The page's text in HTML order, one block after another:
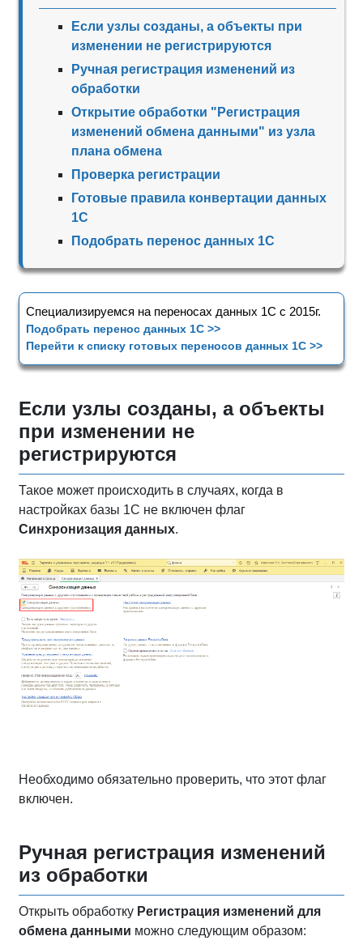
Если узлы созданы, а объекты при
изменении не регистрируются
Ручная регистрация изменений из
обработки
Открытие обработки "Регистрация
изменений обмена данными" из узла
плана обмена
Проверка регистрации
Готовые правила конвертации данных
1С
Подобрать перенос данных 1С
Специализируемся на переносах данных 1С с 2015г.
Подобрать перенос данных 1С >>
Перейти к списку готовых переносов данных 1С >>
Если узлы созданы, а объекты
при изменении не
регистрируются
Такое может происходить в случаях, когда в
настройках базы 1С не включен флаг
Синхронизация данных.
Необходимо обязательно проверить, что этот флаг
включен.
Ручная регистрация изменений
из обработки
Открыть обработку Регистрация изменений для
обмена данными можно следующим образом: